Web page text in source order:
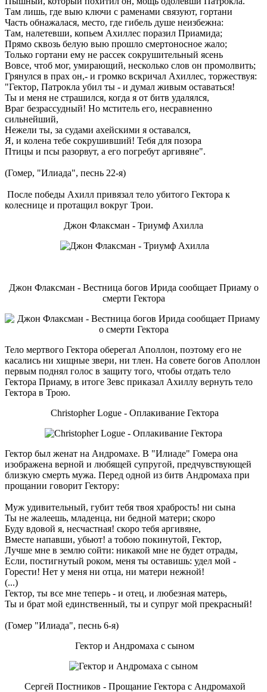
Там лишь, где выю ключи с раменами связуют, гортани
Часть обнажалася, место, где гибель душе неизбежна:
Там, налетевши, копьем Ахиллес поразил Приамида;
Прямо сквозь белую выю прошло смертоносное жало;
Только гортани ему не рассек сокрушительный ясень
Вовсе, чтоб мог, умирающий, несколько слов он промолвить;
Грянулся в прах он,- и громко вскричал Ахиллес, торжествуя:
"Гектор, Патрокла убил ты - и думал живым оставаться!
Ты и меня не страшился, когда я от битв удалялся,
Враг безрассудный! Но мститель его, несравненно
сильнейший,
Нежели ты, за судами ахейскими я оставался,
Я, и колена тебе сокрушивший! Тебя для позора
Птицы и псы разорвут, а его погребут аргивяне".
(Гомер, "Илиада", песнь 22-я)
После победы Ахилл привязал тело убитого Гектора к
колеснице и протащил вокруг Трои.
Джон Флаксман - Триумф Ахилла
Джон Флаксман - Вестница богов Ирида сообщает Приаму о
смерти Гектора
Тело мертвого Гектора оберегал Аполлон, поэтому его не
касались ни хищные звери, ни тлен. На совете богов Аполлон
первым поднял голос в защиту того, чтобы отдать тело
Гектора Приаму, в итоге Зевс приказал Ахиллу вернуть тело
Гектора в Трою.
Christopher Logue - Оплакивание Гектора
Гектор был женат на Андромахе. В "Илиаде" Гомера она
изображена верной и любящей супругой, предчувствующей
близкую смерть мужа. Перед одной из битв Андромаха при
прощании говорит Гектору:
Муж удивительный, губит тебя твоя храбрость! ни сына
Ты не жалеешь, младенца, ни бедной матери; скоро
Буду вдовой я, несчастная! скоро тебя аргивяне,
Вместе напавши, убьют! а тобою покинутой, Гектор,
Лучше мне в землю сойти: никакой мне не будет отрады,
Если, постигнутый роком, меня ты оставишь: удел мой -
Горести! Нет у меня ни отца, ни матери нежной!
(...)
Гектор, ты все мне теперь - и отец, и любезная матерь,
Ты и брат мой единственный, ты и супруг мой прекрасный!
(Гомер "Илиада", песнь 6-я)
Гектор и Андромаха с сыном
Сергей Постников - Прощание Гектора с Андромахой